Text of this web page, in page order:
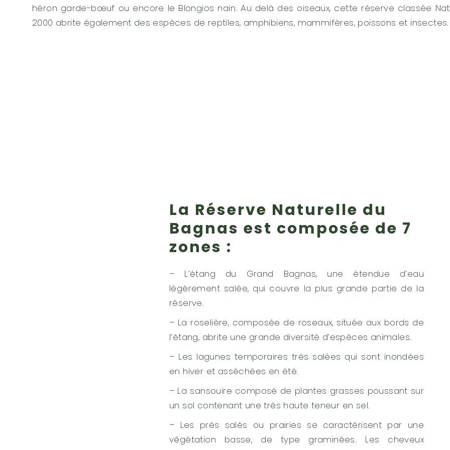
héron garde-bœuf ou encore le Blongios nain. Au delà des oiseaux, cette réserve classée
2000 abrite également des espèces de reptiles, amphibiens, mammifères, poissons et insectes.
La Réserve Naturelle du
Bagnas est composée de 7
zones :
– L’étang du Grand Bagnas, une étendue d’eau
légèrement salée, qui couvre la plus grande partie de la
réserve.
– La roselière, composée de roseaux, située aux bords de
l’étang, abrite une grande diversité d’espèces animales.
– Les lagunes temporaires très salées qui sont inondées
en hiver et asséchées en été.
– La sansouïre composé de plantes grasses poussant sur
un sol contenant une très haute teneur en sel.
– Les prés salés ou prairies se caractérisent par une
végétation basse, de type graminées. Les cheveux